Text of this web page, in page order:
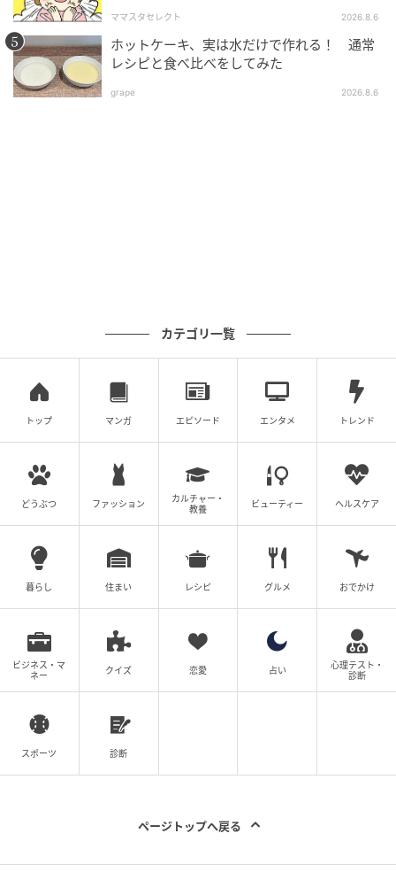
ママスタセレクト 2026.8.6
ホットケーキ、実は水だけで作れる！ 通常
レシピと食べ比べをしてみた
grape 2026.8.6
カテゴリ一覧
トップ マンガ エピソード エンタメ トレンド
どうぶつ ファッション
カルチャー・
教養
ビューティー ヘルスケア
暮らし 住まい レシピ グルメ おでかけ
ビジネス・マ
ネー
クイズ 恋愛 占い
心理テスト・
診断
スポーツ 診断
ページトップへ戻る